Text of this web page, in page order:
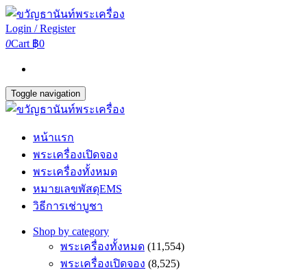
Login / Register
0Cart ฿0
Toggle navigation
หน้าแรก
พระเครื่องเปิดจอง
พระเครื่องทั้งหมด
หมายเลขพัสดุEMS
วิธีการเช่าบูชา
Shop by category
พระเครื่องทั้งหมด (11,554)
พระเครื่องเปิดจอง (8,525)